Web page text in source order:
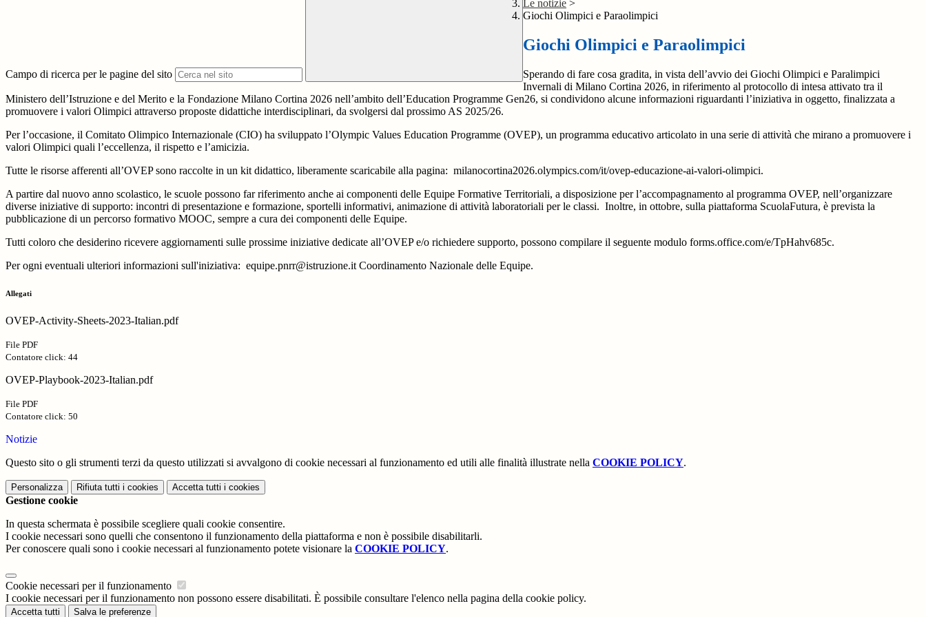
Campo di ricerca per le pagine del sito
Le notizie >
Giochi Olimpici e Paraolimpici
Giochi Olimpici e Paraolimpici
Sperando di fare cosa gradita, in vista dell’avvio dei Giochi Olimpici e Paralimpici
Invernali di Milano Cortina 2026, in riferimento al protocollo di intesa attivato tra il
Ministero dell’Istruzione e del Merito e la Fondazione Milano Cortina 2026 nell’ambito dell’Education Programme Gen26, si condividono alcune informazioni riguardanti l’iniziativa in oggetto, finalizzata a
promuovere i valori Olimpici attraverso proposte didattiche interdisciplinari, da svolgersi dal prossimo AS 2025/26.
Per l’occasione, il Comitato Olimpico Internazionale (CIO) ha sviluppato l’Olympic Values Education Programme (OVEP), un programma educativo articolato in una serie di attività che mirano a promuovere i
valori Olimpici quali l’eccellenza, il rispetto e l’amicizia.
Tutte le risorse afferenti all’OVEP sono raccolte in un kit didattico, liberamente scaricabile alla pagina: milanocortina2026.olympics.com/it/ovep-educazione-ai-valori-olimpici.
A partire dal nuovo anno scolastico, le scuole possono far riferimento anche ai componenti delle Equipe Formative Territoriali, a disposizione per l’accompagnamento al programma OVEP, nell’organizzare
diverse iniziative di supporto: incontri di presentazione e formazione, sportelli informativi, animazione di attività laboratoriali per le classi. Inoltre, in ottobre, sulla piattaforma ScuolaFutura, è prevista la
pubblicazione di un percorso formativo MOOC, sempre a cura dei componenti delle Equipe.
Tutti coloro che desiderino ricevere aggiornamenti sulle prossime iniziative dedicate all’OVEP e/o richiedere supporto, possono compilare il seguente modulo forms.office.com/e/TpHahv685c.
Per ogni eventuali ulteriori informazioni sull'iniziativa: equipe.pnrr@istruzione.it Coordinamento Nazionale delle Equipe.
Allegati
OVEP-Activity-Sheets-2023-Italian.pdf
File PDF
Contatore click: 44
OVEP-Playbook-2023-Italian.pdf
File PDF
Contatore click: 50
Notizie
Questo sito o gli strumenti terzi da questo utilizzati si avvalgono di cookie necessari al funzionamento ed utili alle finalità illustrate nella COOKIE POLICY.
Personalizza Rifiuta tutti i cookies Accetta tutti i cookies
Gestione cookie
In questa schermata è possibile scegliere quali cookie consentire.
I cookie necessari sono quelli che consentono il funzionamento della piattaforma e non è possibile disabilitarli.
Per conoscere quali sono i cookie necessari al funzionamento potete visionare la COOKIE POLICY.
Cookie necessari per il funzionamento
I cookie necessari per il funzionamento non possono essere disabilitati. È possibile consultare l'elenco nella pagina della cookie policy.
Accetta tutti Salva le preferenze